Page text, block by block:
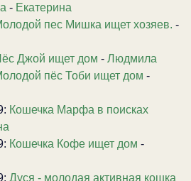
- Екатерина
пес Мишка ищет хозяев. -
Джой ищет дом - Людмила
пёс Тоби ищет дом -
Кошечка Марфа в поисках
Кошечка Кофе ищет дом -
Дуся - молодая активная кошка